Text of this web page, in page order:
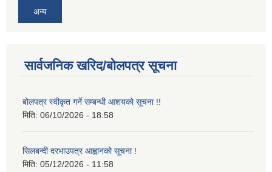
अन्य
सार्वजनिक खरिद/बोलपत्र सूचना
बोलपत्र स्वीकृत गर्ने सम्बन्धी आशयको सूचना !!
मिति: 06/10/2026 - 18:58
सिलबन्दी दरभाउपत्र आह्वानको सूचना !
मिति: 05/12/2026 - 11:58